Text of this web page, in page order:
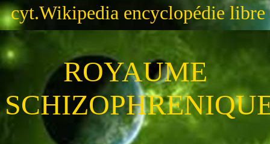
cyt.Wikipedia encyclopédie libre
ROYAUME